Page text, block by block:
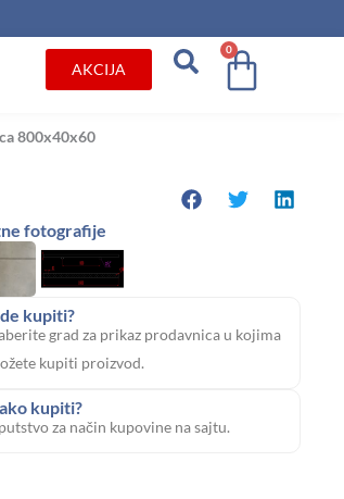
AKCIJA
0
Cart
800x40x60
fotografije
kupiti?
grad za prikaz prodavnica u kojima
kupiti proizvod.
kupiti?
za način kupovine na sajtu.